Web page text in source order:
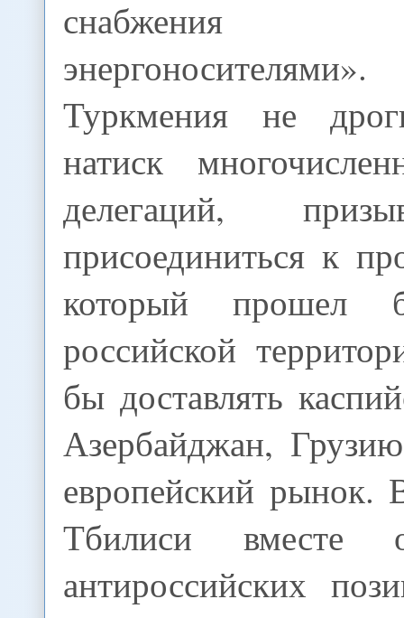
Туркмения не
натиск
делегаций,
присоединиться к
который
российской
бы доставлять
Азербайджан,
европейский рынок.
Тбилиси вместе
антироссийских